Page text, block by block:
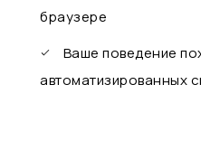
браузере
Ваше поведение
автоматизированных